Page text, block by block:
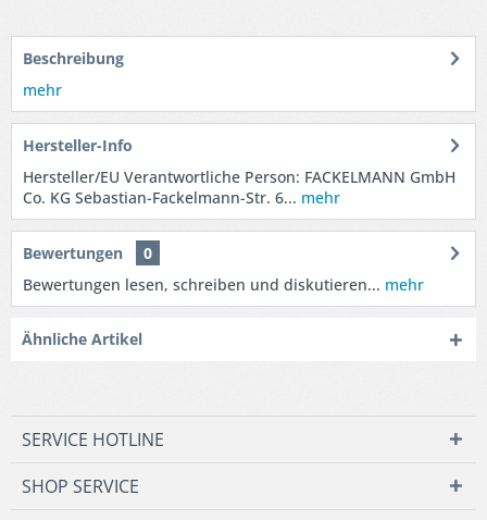
Beschreibung
mehr
Hersteller-Info
Hersteller/EU Verantwortliche Person: FACKELMANN GmbH
Co. KG Sebastian-Fackelmann-Str. 6... mehr
Bewertungen
0
Bewertungen lesen, schreiben und diskutieren... mehr
Ähnliche Artikel
SERVICE HOTLINE
SHOP SERVICE